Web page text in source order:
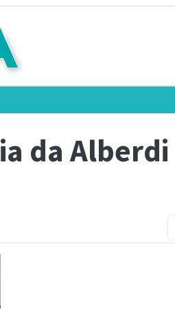
da Alberdi